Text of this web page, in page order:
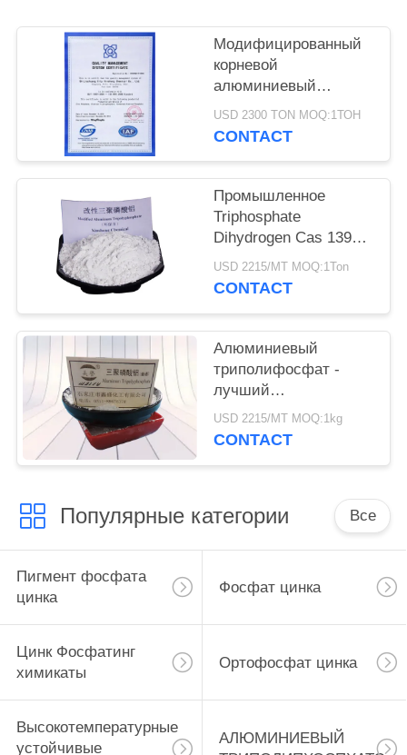
Модифицированный
корневой
алюминиевый
триполифосфат CAS
13939-25-8 для
USD 2300 TON MOQ:1ТОН
CONTACT
Промышленное
Triphosphate
Dihydrogen Cas 13939-
25-8 ранга
алюминиевый
USD 2215/MT MOQ:1Ton
CONTACT
Алюминиевый
триполифосфат -
лучший
антикоррозионный
ингредиент для
USD 2215/MT MOQ:1kg
CONTACT
Популярные категории Все
Пигмент фосфата
цинка
Фосфат цинка
Цинк Фосфатинг
химикаты
Ортофосфат цинка
Высокотемпературные
устойчивые
АЛЮМИНИЕВЫЙ